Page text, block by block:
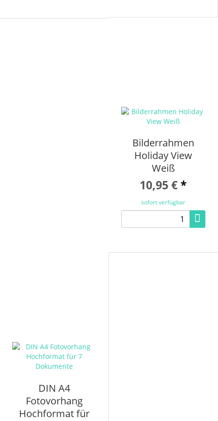
Bilderrahmen
Holiday View
Weiß
10,95 €*
sofort verfügbar
DIN A4
Fotovorhang
Hochformat für